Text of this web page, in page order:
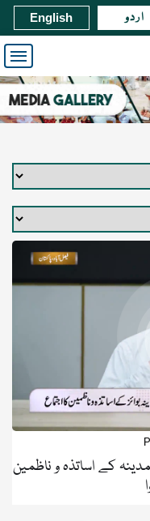
اردو English
کے اساتذہ و ناظمین